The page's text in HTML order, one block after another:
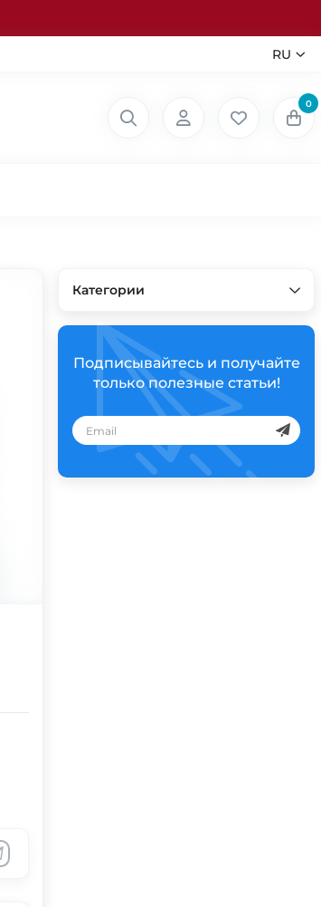
RU
0
Категории
Подписывайтесь и получайте
только полезные статьи!